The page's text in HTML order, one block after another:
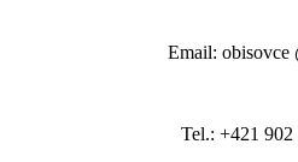
Email: obisovce
Tel.: +421 902